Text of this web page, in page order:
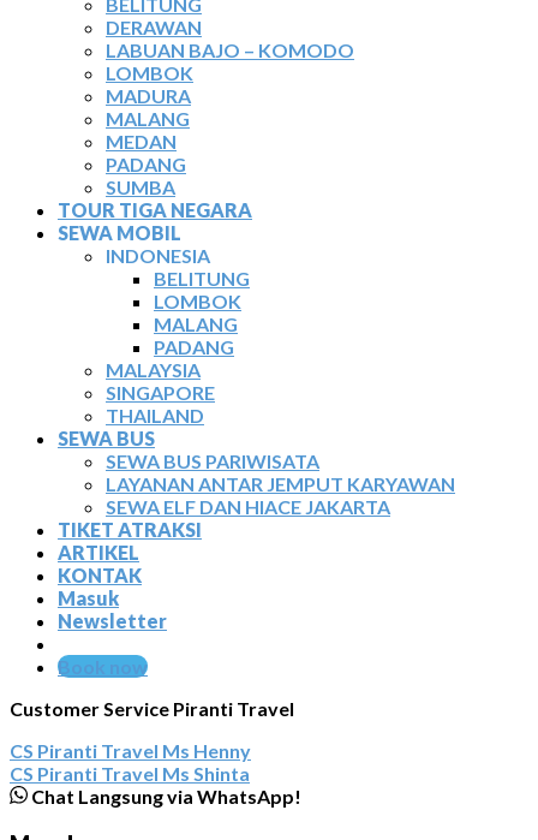
DERAWAN
LABUAN BAJO – KOMODO
LOMBOK
MADURA
MALANG
MEDAN
PADANG
SUMBA
TOUR TIGA NEGARA
SEWA MOBIL
INDONESIA
BELITUNG
LOMBOK
MALANG
PADANG
MALAYSIA
SINGAPORE
THAILAND
SEWA BUS
SEWA BUS PARIWISATA
LAYANAN ANTAR JEMPUT KARYAWAN
SEWA ELF DAN HIACE JAKARTA
TIKET ATRAKSI
ARTIKEL
KONTAK
Masuk
Newsletter
Book now
Customer Service Piranti Travel
CS Piranti Travel Ms Henny
CS Piranti Travel Ms Shinta
Chat Langsung via WhatsApp!